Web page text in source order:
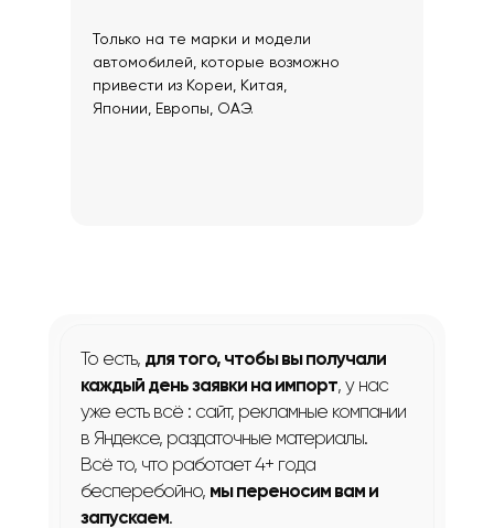
Только на те марки и модели
автомобилей, которые возможно
привести из Кореи, Китая,
Японии, Европы, ОАЭ.
То есть, для того, чтобы вы получали
каждый день заявки на импорт, у нас
уже есть всё : сайт, рекламные компании
в Яндексе, раздаточные материалы.
Всё то, что работает 4+ года
бесперебойно, мы переносим вам и
запускаем.